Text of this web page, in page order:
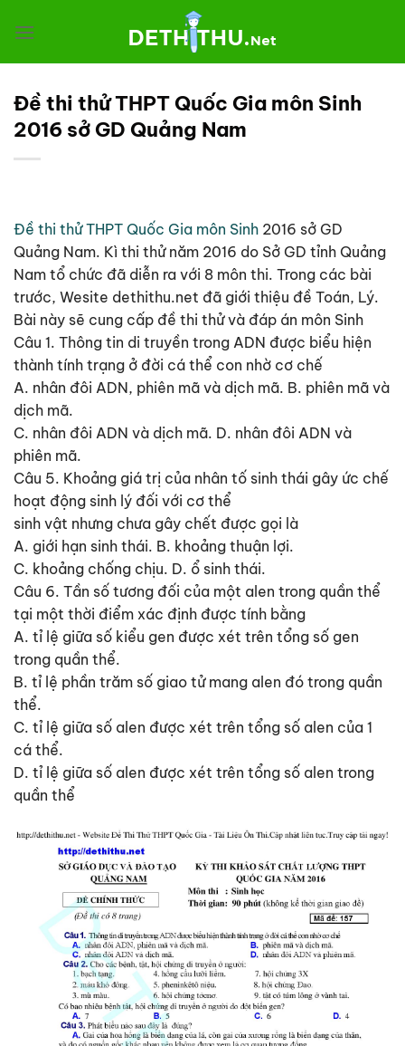
đến
Đề thi thử THPT Quốc Gia môn Sinh
2016 sở GD Quảng Nam
Đề thi thử THPT Quốc Gia môn Sinh 2016 sở GD
Quảng Nam. Kì thi thử năm 2016 do Sở GD tỉnh Quảng
Nam tổ chức đã diễn ra với 8 môn thi. Trong các bài
trước, Wesite dethithu.net đã giới thiệu đề Toán, Lý.
Bài này sẽ cung cấp đề thi thử và đáp án môn Sinh
Câu 1. Thông tin di truyền trong ADN được biểu hiện
thành tính trạng ở đời cá thể con nhờ cơ chế
A. nhân đôi ADN, phiên mã và dịch mã. B. phiên mã và
dịch mã.
C. nhân đôi ADN và dịch mã. D. nhân đôi ADN và
phiên mã.
Câu 5. Khoảng giá trị của nhân tố sinh thái gây ức chế
hoạt động sinh lý đối với cơ thể
sinh vật nhưng chưa gây chết được gọi là
A. giới hạn sinh thái. B. khoảng thuận lợi.
C. khoảng chống chịu. D. ổ sinh thái.
Câu 6. Tần số tương đối của một alen trong quần thể
tại một thời điểm xác định được tính bằng
A. tỉ lệ giữa số kiểu gen được xét trên tổng số gen
trong quần thể.
B. tỉ lệ phần trăm số giao tử mang alen đó trong quần
thể.
C. tỉ lệ giữa số alen được xét trên tổng số alen của 1
cá thể.
D. tỉ lệ giữa số alen được xét trên tổng số alen trong
quần thể